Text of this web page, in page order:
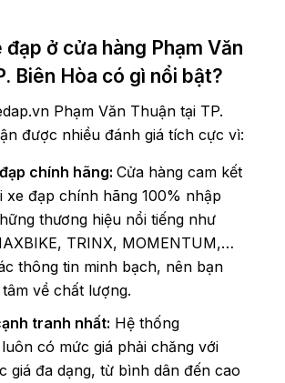
đạp ở cửa hàng Phạm Văn
Biên Hòa có gì nổi bật?
Phạm Văn Thuận tại TP.
được nhiều đánh giá tích cực vì:
chính hãng: Cửa hàng cam kết
xe đạp chính hãng 100% nhập
thương hiệu nổi tiếng như
TRINX, MOMENTUM,…
thông tin minh bạch, nên bạn
về chất lượng.
tranh nhất: Hệ thống
có mức giá phải chăng với
giá đa dạng, từ bình dân đến cao